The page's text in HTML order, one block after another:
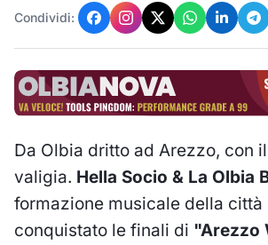
Condividi:
Da Olbia dritto ad Arezzo, con
valigia. Hella Socio & La Olbia
formazione musicale della città
conquistato le finali di "Arezzo